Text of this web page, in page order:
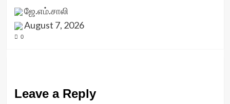
ஜே.எம்.சாலி
August 7, 2026
0
Leave a Reply